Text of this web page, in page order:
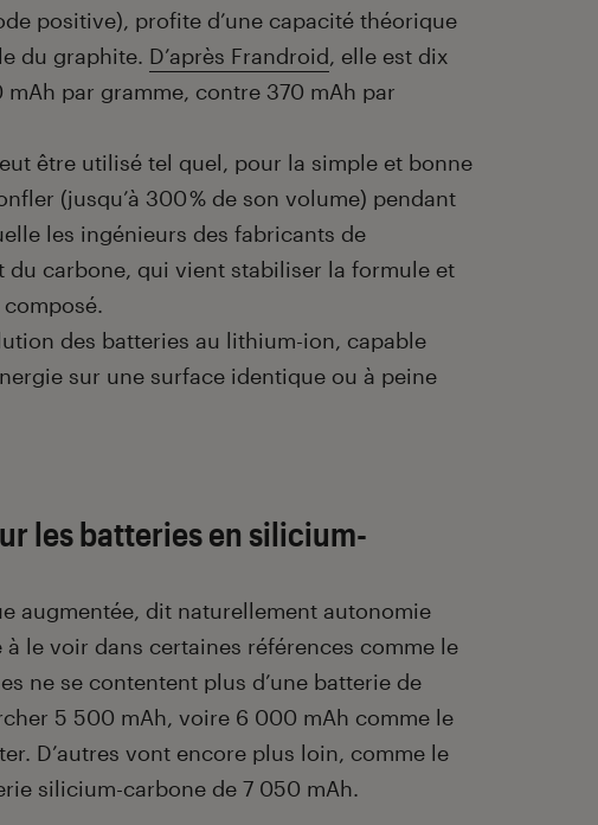
positive), profite d’une capacité théorique
du graphite. D’après Frandroid, elle est dix
par gramme, contre 370 mAh par
être utilisé tel quel, pour la simple et bonne
(jusqu’à 300 % de son volume) pendant
les ingénieurs des fabricants de
du carbone, qui vient stabiliser la formule et
des batteries au lithium-ion, capable
sur une surface identique ou à peine
les batteries en silicium-
augmentée, dit naturellement autonomie
le voir dans certaines références comme le
ne se contentent plus d’une batterie de
5 500 mAh, voire 6 000 mAh comme le
D’autres vont encore plus loin, comme le
silicium-carbone de 7 050 mAh.